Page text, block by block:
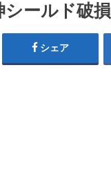
シールド破損
シェア